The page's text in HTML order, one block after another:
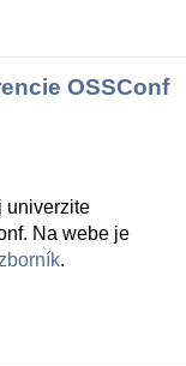
OSSConf
univerzite
Na webe je
zborník.